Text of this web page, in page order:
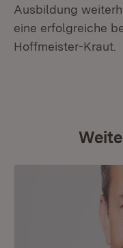
Ausbildung
eine erfolgreiche
Hoffmeister-Kraut.